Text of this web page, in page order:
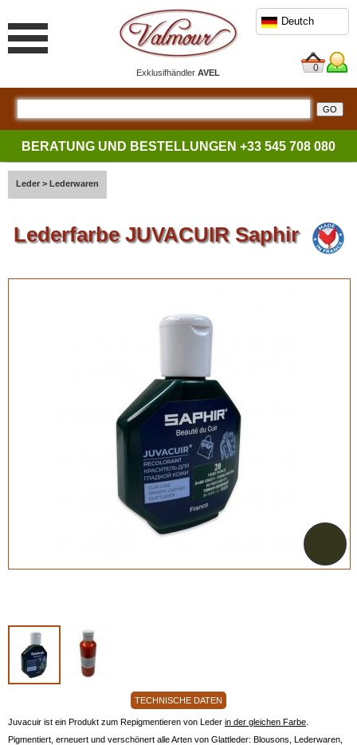
ExklusifhändlerAVEL
Deutch
0
BERATUNG UND BESTELLUNGEN +33 545 708 080
Leder > Lederwaren
Lederfarbe JUVACUIR Saphir
TECHNISCHE DATEN
Juvacuir ist ein Produkt zum Repigmentieren von Leder in der gleichen Farbe
Pigmentiert, erneuert und verschönert alle Arten von Glattleder: Blousons, Lederwaren,